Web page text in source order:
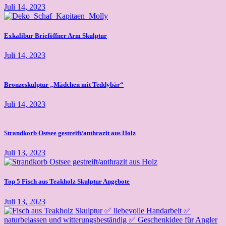
Juli 14, 2023
Exkalibur Brieföffner Arm Skulptur
Juli 14, 2023
Bronzeskulptur „Mädchen mit Teddybär“
Juli 14, 2023
Strandkorb Ostsee gestreift/anthrazit aus Holz
Juli 13, 2023
Top 5 Fisch aus Teakholz Skulptur Angebote
Juli 13, 2023